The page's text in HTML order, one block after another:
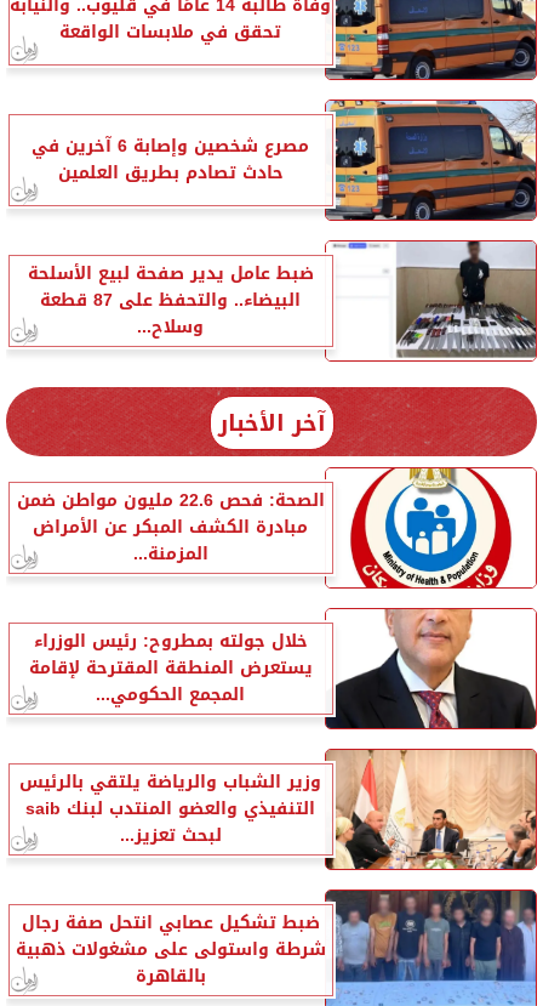
تحقق في ملابسات الواقعة
مصرع شخصين وإصابة 6 آخرين في
حادث تصادم بطريق العلمين
ضبط عامل يدير صفحة لبيع الأسلحة
البيضاء.. والتحفظ على 87 قطعة
وسلاح...
آخر الأخبار
الصحة: فحص 22.6 مليون مواطن ضمن
مبادرة الكشف المبكر عن الأمراض
المزمنة...
خلال جولته بمطروح: رئيس الوزراء
يستعرض المنطقة المقترحة لإقامة
المجمع الحكومي...
وزير الشباب والرياضة يلتقي بالرئيس
التنفيذي والعضو المنتدب لبنك saib
لبحث تعزيز...
ضبط تشكيل عصابي انتحل صفة رجال
شرطة واستولى على مشغولات ذهبية
بالقاهرة